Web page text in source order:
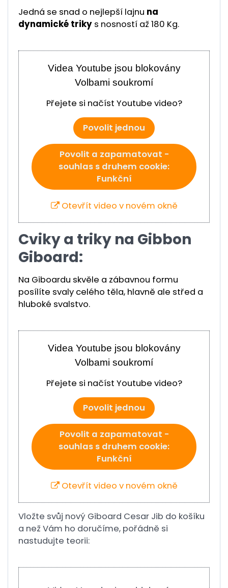
Jedná se snad o nejlepší lajnu na
dynamické triky s nosností až 180 Kg.
Videa Youtube jsou blokovány
Volbami soukromí
Přejete si načíst Youtube video?
Povolit jednou
Povolit a zapamatovat -
souhlas s druhem cookie:
Funkční
Otevřít video v novém okně
Cviky a triky na Gibbon
Giboard:
Na Giboardu skvěle a zábavnou formu
posílíte svaly celého těla, hlavně ale střed a
hluboké svalstvo.
Videa Youtube jsou blokovány
Volbami soukromí
Přejete si načíst Youtube video?
Povolit jednou
Povolit a zapamatovat -
souhlas s druhem cookie:
Funkční
Otevřít video v novém okně
Vložte svůj nový Giboard Cesar Jib do košíku
a než Vám ho doručíme, pořádně si
nastudujte teorii: